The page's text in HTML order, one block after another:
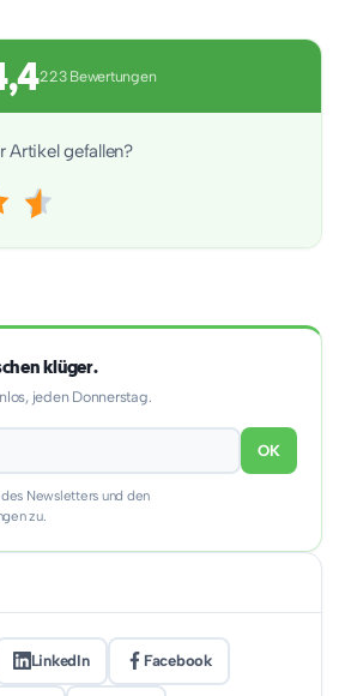
223 Bewertungen
Artikel gefallen?
klüger.
jeden Donnerstag.
OK
Newsletters und den
zu.
LinkedIn Facebook